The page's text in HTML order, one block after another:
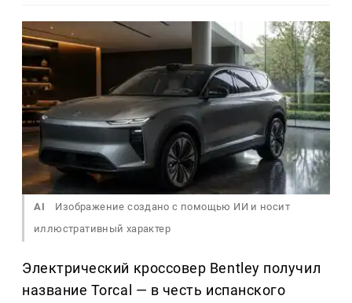
AI
Изображение создано с помощью ИИ и носит
иллюстративный характер
Электрический кроссовер Bentley получил
название Torcal — в честь испанского